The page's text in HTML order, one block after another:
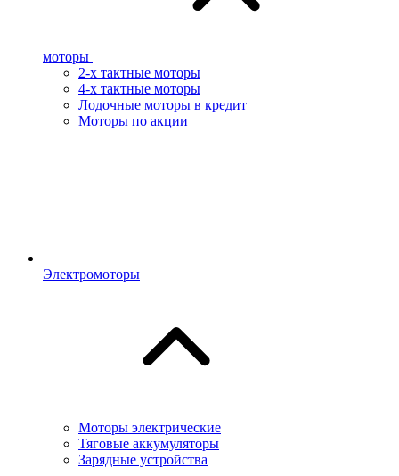
моторы
2-х тактные моторы
4-х тактные моторы
Лодочные моторы в кредит
Моторы по акции
Электромоторы
Моторы электрические
Тяговые аккумуляторы
Зарядные устройства